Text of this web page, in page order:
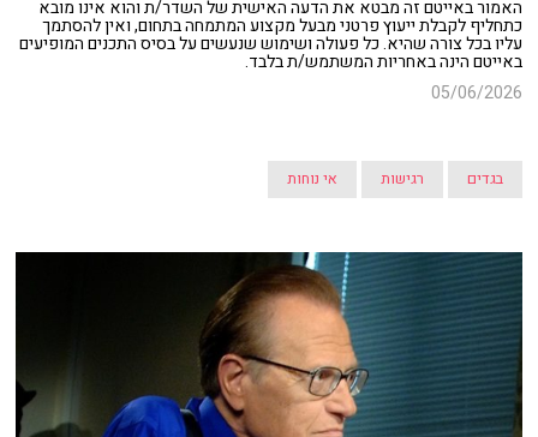
האמור באייטם זה מבטא את הדעה האישית של השדר/ת והוא אינו מובא
כתחליף לקבלת ייעוץ פרטני מבעל מקצוע המתמחה בתחום, ואין להסתמך
עליו בכל צורה שהיא. כל פעולה ושימוש שנעשים על בסיס התכנים המופיעים
באייטם הינה באחריות המשתמש/ת בלבד.
05/06/2026
בגדים רגישות אי נוחות